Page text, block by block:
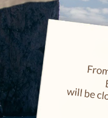
0,30
(20